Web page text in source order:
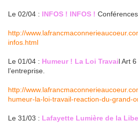
Le 02/04 : INFOS ! INFOS !
http://
infos.html
Le 01/04 : Humeur ! La Loi Travail Art
l’entreprise.
http://
humeur-la-loi-travail-reaction-du-grand-
Le 31/03 : Lafayette Lumière de la